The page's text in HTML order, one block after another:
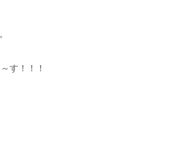
す！！！